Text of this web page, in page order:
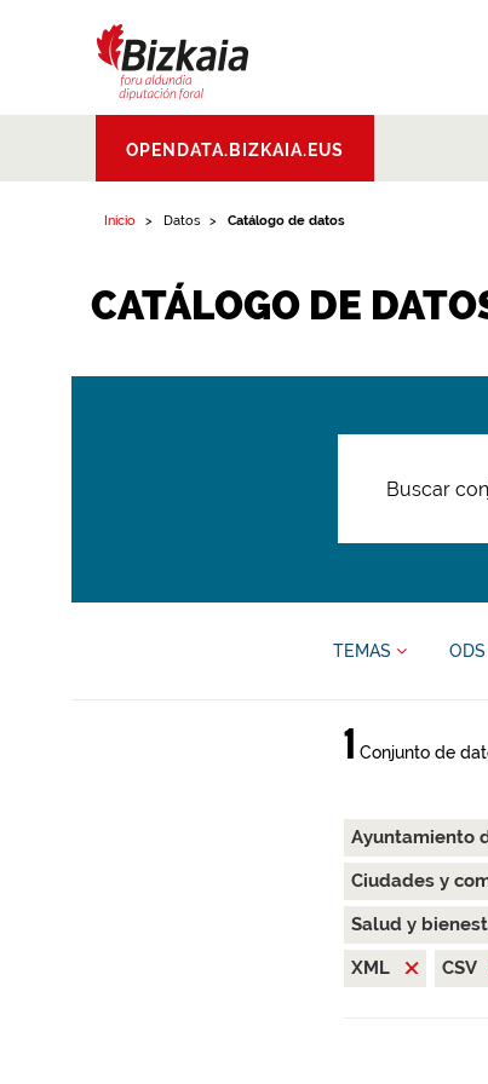
Aldundia.Diputacion
Foral de Bizkaia
OPENDATA.BIZKAIA.EUS
Inicio Datos Catálogo de datos
CATÁLOGO DE
TEMAS ODS
1 Conjunto de
Ayuntamiento
Ciudades y
Salud y
XML
CSV